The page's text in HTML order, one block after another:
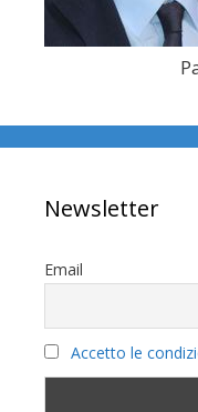
Newsletter
Email
Accetto le